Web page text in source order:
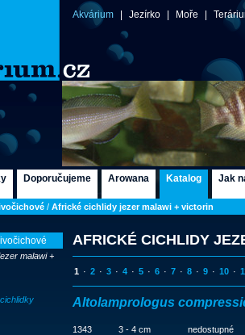
Akvárium Jezírko Moře
Doporučujeme Arowana Katalog Jak
/ Africké cichlidy jezer malawi + victorin
malawi +
AFRICKÉ CICHLIDY
1 · 2 · 3 · 4 · 5 · 6 · 7 · 8 · 9 · 10 ·
Altolamprologus
1343 3 - 4 cm nedostupné